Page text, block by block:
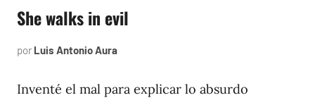
She walks in evil
por Luis Antonio Aura
2023
Inventé el mal para explicar lo absurdo